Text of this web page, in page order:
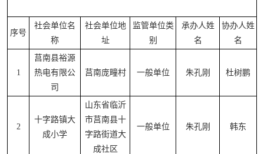
序号
社会单位名
称
社会单位地
址
监管单位类
别
承办人姓
名
协办人姓
名
1
莒南县裕源
热电有限公
司
莒南庞疃村 一般单位 朱孔刚 杜树鹏
2
十字路镇大
成小学
山东省临沂
市莒南县十
字路街道大
成社区
一般单位 朱孔刚 韩东